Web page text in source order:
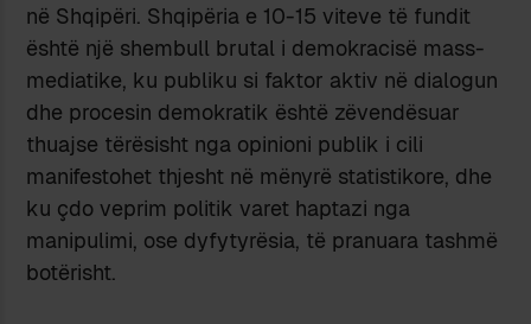
në Shqipëri. Shqipëria e 10-15 viteve të fundit
është një shembull brutal i demokracisë mass-
mediatike, ku publiku si faktor aktiv në dialogun
dhe procesin demokratik është zëvendësuar
thuajse tërësisht nga opinioni publik i cili
manifestohet thjesht në mënyrë statistikore, dhe
ku çdo veprim politik varet haptazi nga
manipulimi, ose dyfytyrësia, të pranuara tashmë
botërisht.